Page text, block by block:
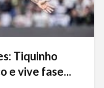
Tiquinho
e vive fase...